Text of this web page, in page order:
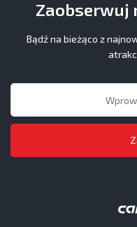
Zaobserwuj
Bądź na bieżąco z